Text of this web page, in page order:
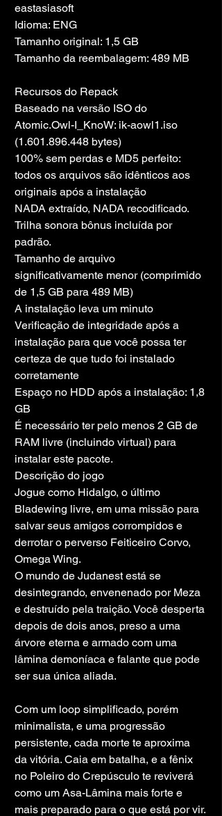
eastasiasoft
Idioma: ENG
Tamanho original: 1,5 GB
Tamanho da reembalagem: 489 MB
Recursos do Repack
Baseado na versão ISO do
Atomic.Owl-I_KnoW: ik-aowl1.iso
(1.601.896.448 bytes)
100% sem perdas e MD5 perfeito:
todos os arquivos são idênticos aos
originais após a instalação
NADA extraído, NADA recodificado.
Trilha sonora bônus incluída por
padrão.
Tamanho de arquivo
significativamente menor (comprimido
de 1,5 GB para 489 MB)
A instalação leva um minuto
Verificação de integridade após a
instalação para que você possa ter
certeza de que tudo foi instalado
corretamente
Espaço no HDD após a instalação: 1,8
GB
É necessário ter pelo menos 2 GB de
RAM livre (incluindo virtual) para
instalar este pacote.
Descrição do jogo
Jogue como Hidalgo, o último
Bladewing livre, em uma missão para
salvar seus amigos corrompidos e
derrotar o perverso Feiticeiro Corvo,
Omega Wing.
O mundo de Judanest está se
desintegrando, envenenado por Meza
e destruído pela traição. Você desperta
depois de dois anos, preso a uma
árvore eterna e armado com uma
lâmina demoníaca e falante que pode
ser sua única aliada.
Com um loop simplificado, porém
minimalista, e uma progressão
persistente, cada morte te aproxima
da vitória. Caia em batalha, e a fênix
no Poleiro do Crepúsculo te reviverá
como um Asa-Lâmina mais forte e
mais preparado para o que está por vir.